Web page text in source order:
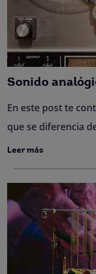
Sonido
En este post te
que se diferencia
Leer más